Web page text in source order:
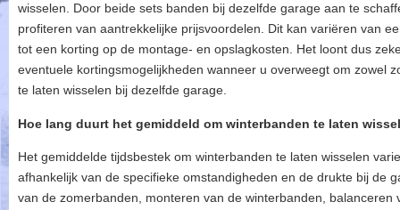
wisselen. Door beide sets banden bij dezelfde garage aan te
profiteren van aantrekkelijke prijsvoordelen. Dit kan variëren van
tot een korting op de montage- en opslagkosten. Het loont dus
eventuele kortingsmogelijkheden wanneer u overweegt om zowel
te laten wisselen bij dezelfde garage.
Hoe lang duurt het gemiddeld om winterbanden te laten
Het gemiddelde tijdsbestek om winterbanden te laten wisselen
afhankelijk van de specifieke omstandigheden en de drukte bij de
van de zomerbanden, monteren van de winterbanden, balanceren